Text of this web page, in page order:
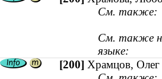
См. также:
См. также
языке:
[200] Храмцов, Олег